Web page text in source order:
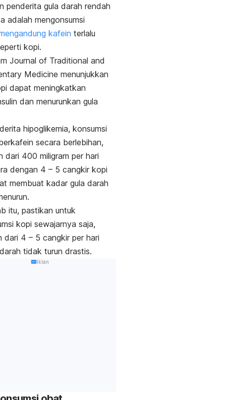
penderita gula darah rendah
adalah mengonsumsi
kafein terlalu
kopi.
Journal of Traditional and
Medicine menunjukkan
dapat meningkatkan
dan menurunkan gula
hipoglikemia, konsumsi
secara berlebihan,
dari 400 miligram per hari
dengan 4 – 5 cangkir kopi
membuat kadar gula darah
itu, pastikan untuk
kopi sewajarnya saja,
dari 4 – 5 cangkir per hari
tidak turun drastis.
Iklan